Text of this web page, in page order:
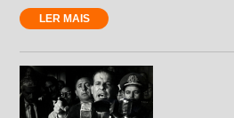
LER MAIS